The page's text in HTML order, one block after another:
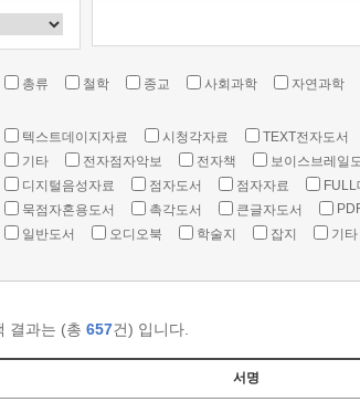
총류 철학 종교 사회과학 자연과학
텍스트데이지자료 시청각자료 TEXT전자도서
기타
전자점자악보 전자책 보이스브레일
디지털음성자료
점자도서 점자자료
묵점자혼용도서
촉각도서 큰글자도서
일반도서
오디오북 학술지 잡지 기타
결과는 (총 657건) 입니다.
서명